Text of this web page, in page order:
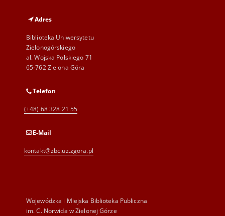
Adres
Biblioteka Uniwersytetu
Zielonogórskiego
al. Wojska Polskiego 71
65-762 Zielona Góra
Telefon
(+48) 68 328 21 55
E-Mail
kontakt@zbc.uz.zgora.pl
Wojewódzka i Miejska Biblioteka Publiczna
im. C. Norwida w Zielonej Górze